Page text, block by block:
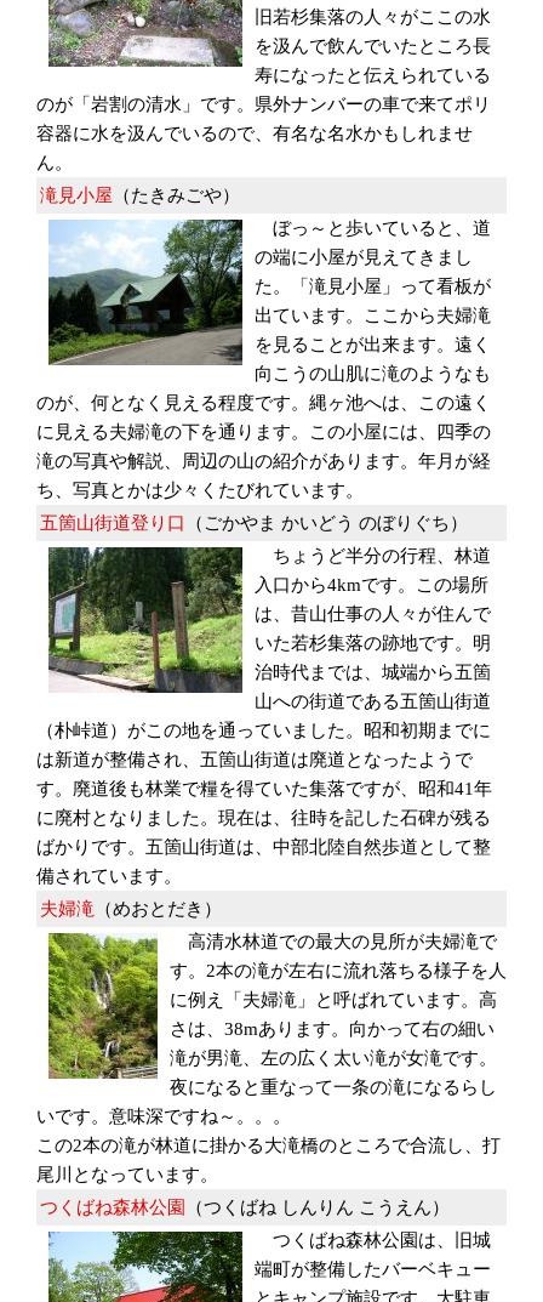
旧若杉集落の人々がここの水
を汲んで飲んでいたところ長
寿になったと伝えられている
のが「岩割の清水」です。県外ナンバーの車で来てポリ
容器に水を汲んでいるので、有名な名水かもしれませ
ん。
滝見小屋 （たきみごや）
ぼっ～と歩いていると、道
の端に小屋が見えてきまし
た。「滝見小屋」って看板が
出ています。ここから夫婦滝
を見ることが出来ます。遠く
向こうの山肌に滝のようなも
のが、何となく見える程度です。縄ヶ池へは、この遠く
に見える夫婦滝の下を通ります。この小屋には、四季の
滝の写真や解説、周辺の山の紹介があります。年月が経
ち、写真とかは少々くたびれています。
五箇山街道登り口
（ごかやま かいどう のぼりぐち）
ちょうど半分の行程、林道
入口から4kmです。この場所
は、昔山仕事の人々が住んで
いた若杉集落の跡地です。明
治時代までは、城端から五箇
山への街道である五箇山街道
（朴峠道）がこの地を通っていました。昭和初期までに
は新道が整備され、五箇山街道は廃道となったようで
す。廃道後も林業で糧を得ていた集落ですが、昭和41年
に廃村となりました。現在は、往時を記した石碑が残る
ばかりです。五箇山街道は、中部北陸自然歩道として整
備されています。
夫婦滝 （めおとだき）
高清水林道での最大の見所が夫婦滝で
す。2本の滝が左右に流れ落ちる様子を人
に例え「夫婦滝」と呼ばれています。高
さは、38mあります。向かって右の細い
滝が男滝、左の広く太い滝が女滝です。
夜になると重なって一条の滝になるらし
いです。意味深ですね～。。。
この2本の滝が林道に掛かる大滝橋のところで合流し、打
尾川となっています。
つくばね森林公園
（つくばね しんりん こうえん）
つくばね森林公園は、旧城
端町が整備したバーベキュー